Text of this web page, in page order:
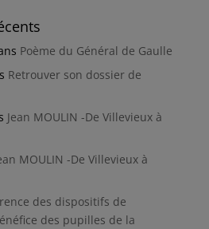
Poème du Général de Gaulle
Retrouver son dossier de
Jean MOULIN -De Villevieux à
MOULIN -De Villevieux à
des dispositifs de
des pupilles de la